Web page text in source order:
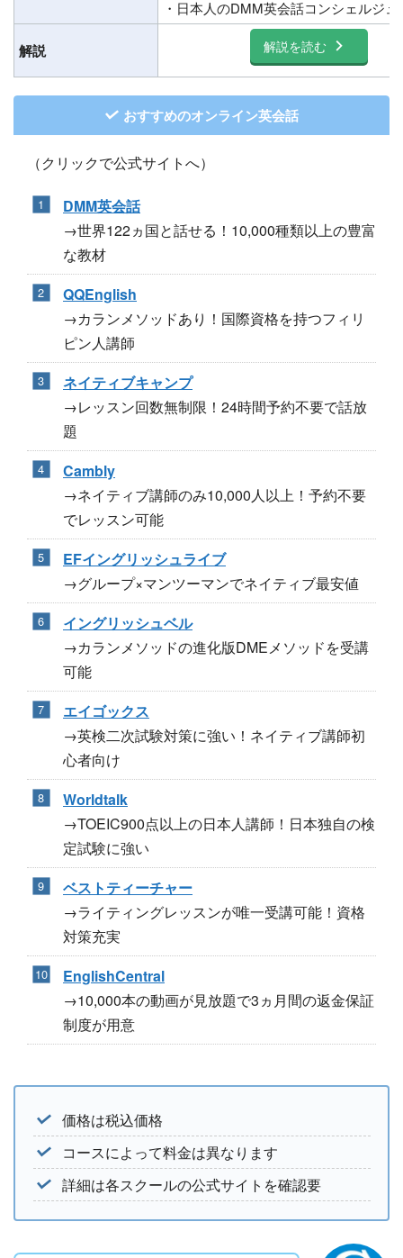
・日本人のDMM英会話コンシェルジュ
解説 解説を読む
おすすめのオンライン英会話
（クリックで公式サイトへ）
DMM英会話
→世界122ヵ国と話せる！10,000種類以上の豊富
な教材
QQEnglish
→カランメソッドあり！国際資格を持つフィリ
ピン人講師
ネイティブキャンプ
→レッスン回数無制限！24時間予約不要で話放
題
Cambly
→ネイティブ講師のみ10,000人以上！予約不要
でレッスン可能
EFイングリッシュライブ
→グループ×マンツーマンでネイティブ最安値
イングリッシュベル
→カランメソッドの進化版DMEメソッドを受講
可能
エイゴックス
→英検二次試験対策に強い！ネイティブ講師初
心者向け
Worldtalk
→TOEIC900点以上の日本人講師！日本独自の検
定試験に強い
ベストティーチャー
→ライティングレッスンが唯一受講可能！資格
対策充実
EnglishCentral
→10,000本の動画が見放題で3ヵ月間の返金保証
制度が用意
価格は税込価格
コースによって料金は異なります
詳細は各スクールの公式サイトを確認要